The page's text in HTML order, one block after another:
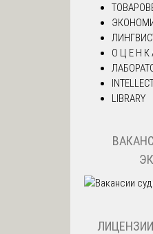
О Ц Е Н К
LIBRARY